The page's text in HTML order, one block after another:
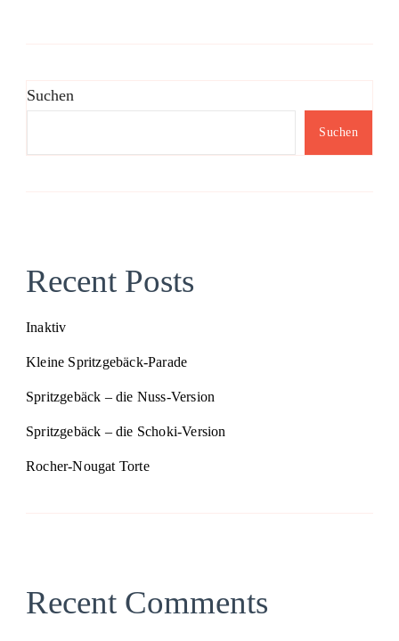
Suchen
Suchen
Recent Posts
Inaktiv
Kleine Spritzgebäck-Parade
Spritzgebäck – die Nuss-Version
Spritzgebäck – die Schoki-Version
Rocher-Nougat Torte
Recent Comments